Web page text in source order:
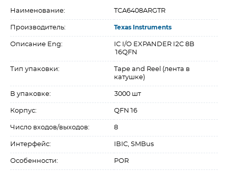
Наименование: TCA6408ARGTR
Производитель: Texas Instruments
Описание Eng:
IC I/O EXPANDER I2C 8B
16QFN
Тип упаковки:
Tape and Reel (лента в
катушке)
В упаковке: 3000 шт
Корпус: QFN16
Число входов/выходов: 8
Интерфейс: IВІC, SMBus
Особенности: POR